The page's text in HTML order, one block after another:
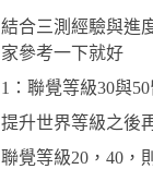
結合三測經驗與進
家參考一下就好
1：聯覺等級30與
提升世界等級之後
聯覺等級20，40，